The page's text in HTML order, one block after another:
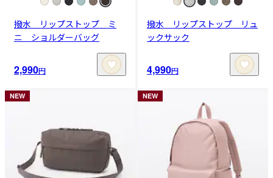
撥水 リップストップ ミ
ニ ショルダーバッグ
2,990円
撥水 リップストップ リュ
ックサック
4,990円
NEW NEW